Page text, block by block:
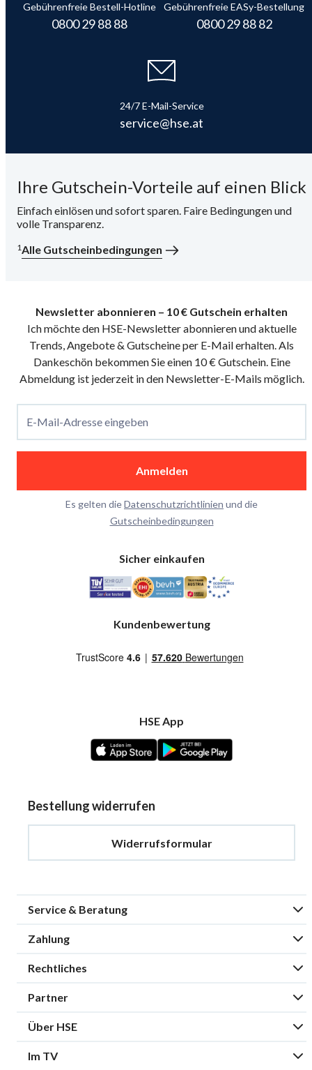
Gebührenfreie Bestell-Hotline
0800 29 88 88
Gebührenfreie EASy-Bestellung
0800 29 88 82
24/7 E-Mail-Service
service@hse.at
Ihre Gutschein-Vorteile auf einen Blick
Einfach einlösen und sofort sparen. Faire Bedingungen und
volle Transparenz.
1Alle Gutscheinbedingungen
Newsletter abonnieren – 10 € Gutschein erhalten
Ich möchte den HSE-Newsletter abonnieren und aktuelle
Trends, Angebote & Gutscheine per E-Mail erhalten. Als
Dankeschön bekommen Sie einen 10 € Gutschein. Eine
Abmeldung ist jederzeit in den Newsletter-E-Mails möglich.
E-Mail-Adresse eingeben
Anmelden
Es gelten dieDatenschutzrichtlinien und die
Gutscheinbedingungen
Sicher einkaufen
Kundenbewertung
HSE App
Bestellung widerrufen
Widerrufsformular
Service & Beratung
Zahlung
Rechtliches
Partner
Über HSE
Im TV